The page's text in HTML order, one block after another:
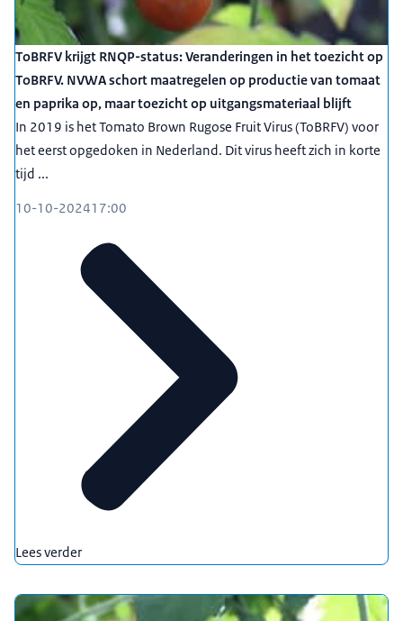
ToBRFV krijgt RNQP-status: Veranderingen in het toezicht op
ToBRFV. NVWA schort maatregelen op productie van tomaat
en paprika op, maar toezicht op uitgangsmateriaal blijft
In 2019 is het Tomato Brown Rugose Fruit Virus (ToBRFV) voor
het eerst opgedoken in Nederland. Dit virus heeft zich in korte
tijd ...
10-10-202417:00
Lees verder